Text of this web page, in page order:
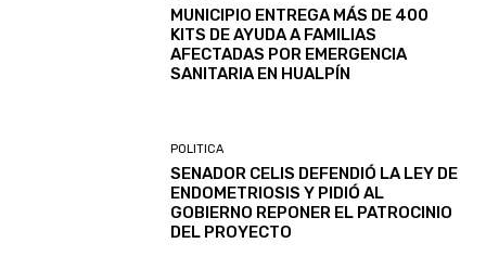
MUNICIPIO ENTREGA MÁS DE 400
KITS DE AYUDA A FAMILIAS
AFECTADAS POR EMERGENCIA
SANITARIA EN HUALPÍN
POLITICA
SENADOR CELIS DEFENDIÓ LA LEY DE
ENDOMETRIOSIS Y PIDIÓ AL
GOBIERNO REPONER EL PATROCINIO
DEL PROYECTO